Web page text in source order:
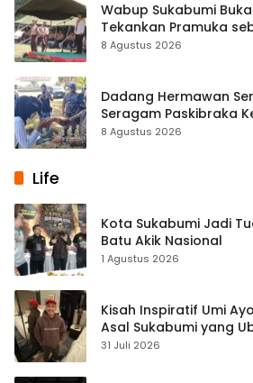
Wabup Sukabumi Buka
Tekankan Pramuka
Pembentukan Karakter
8 Agustus 2026
Dadang Hermawan
Seragam Paskibraka
8 Agustus 2026
Life
Kota Sukabumi Jadi
Batu Akik Nasional
1 Agustus 2026
Kisah Inspiratif Umi
Asal Sukabumi yang
Streaming
31 Juli 2026